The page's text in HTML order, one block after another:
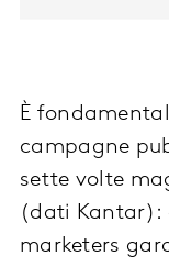
È
campagne
sette volte
(dati Kantar):
marketers